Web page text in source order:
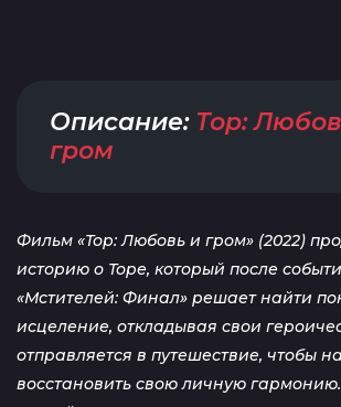
Описание: Тор:
гром
Фильм «Тор: Любовь и гром» (2022)
историю о Торе, который после
«Мстителей: Финал» решает найти
исцеление, откладывая свои
отправляется в путешествие, чтобы
восстановить свою личную